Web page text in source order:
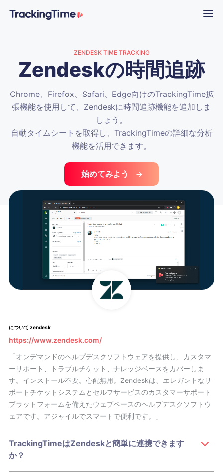
ZENDESK TIME TRACKING
Zendeskの時間追跡
Chrome、Firefox、Safari、Edge向けのTrackingTime拡
張機能を使用して、Zendeskに時間追跡機能を追加しま
しょう。
自動タイムシートを取得し、TrackingTimeの詳細な分析
機能を活用できます。
始めてみよう
について zendesk
https://www.zendesk.com/
「オンデマンドのヘルプデスクソフトウェアを提供し、カスタマ
ーサポート、トラブルチケット、ナレッジベースをカバーしま
す。インストール不要。心配無用。Zendeskは、エレガントなサ
ポートチケットシステムとセルフサービスのカスタマーサポート
プラットフォームを備えたウェブベースのヘルプデスクソフトウ
ェアです。アジャイルでスマートで便利です。」
TrackingTimeはZendeskと簡単に連携できます
か？